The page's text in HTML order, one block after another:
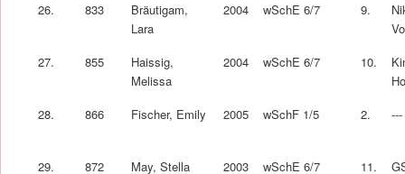
26.
833
Bräutigam,
Lara
2004 wSchE 6/7 9.
27.
855
Haissig,
Melissa
2004 wSchE 6/7 10.
28.
866 Fischer, Emily 2005 wSchF 1/5 2. ---
29. 872 May, Stella 2003 wSchE 6/7 11.